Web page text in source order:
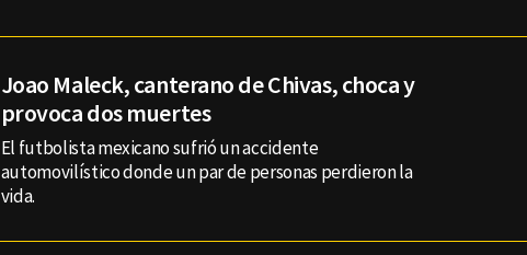
Joao Maleck, canterano de Chivas, choca y
provoca dos muertes
El futbolista mexicano sufrió un accidente
automovilístico donde un par de personas perdieron la
vida.